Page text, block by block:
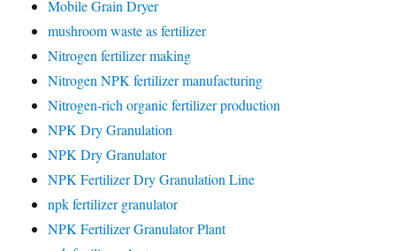
Mobile Grain Dryer
mushroom waste as fertilizer
Nitrogen fertilizer making
Nitrogen NPK fertilizer manufacturing
Nitrogen-rich organic fertilizer production
NPK Dry Granulation
NPK Dry Granulator
NPK Fertilizer Dry Granulation Line
npk fertilizer granulator
NPK Fertilizer Granulator Plant